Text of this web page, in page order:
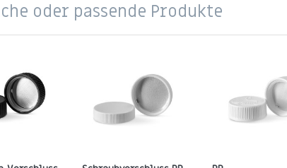
oder passende Produkte